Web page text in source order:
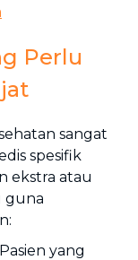
Perlu
sangat
spesifik
ekstra atau
guna
Pasien yang